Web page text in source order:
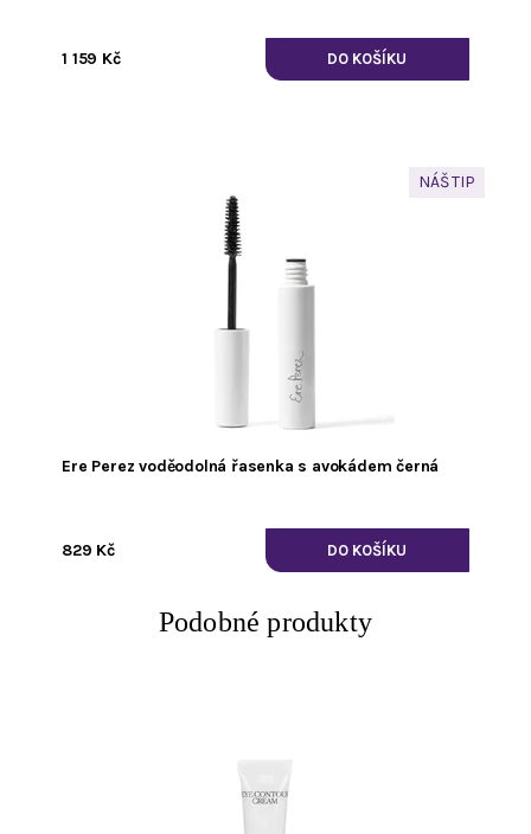
1 159 Kč
NÁŠ TIP
Ere Perez voděodolná řasenka s avokádem černá
829 Kč
Podobné produkty